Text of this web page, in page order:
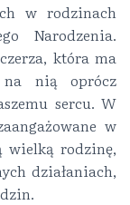
w rodzinach
Narodzenia.
która ma
na nią oprócz
sercu. W
w
wielką rodzinę,
działaniach,